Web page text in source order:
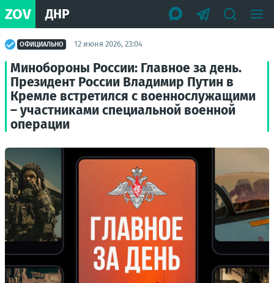
ZOV ДНР
ОФИЦИАЛЬНО 12 июня 2026, 23:04
Минобороны России: Главное за день.
Президент России Владимир Путин в
Кремле встретился с военнослужащими
– участниками специальной военной
операции